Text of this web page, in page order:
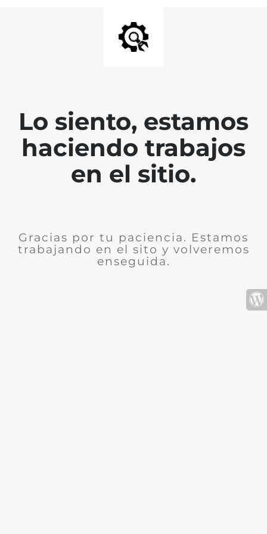
Lo siento, estamos
haciendo trabajos
en el sitio.
Gracias por tu paciencia. Estamos
trabajando en el sito y volveremos
enseguida.